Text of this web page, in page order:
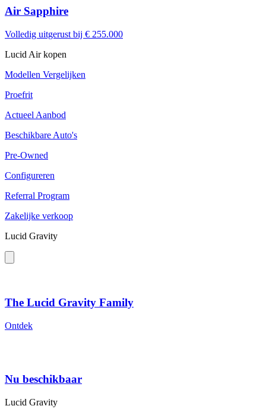
Air Sapphire
Volledig uitgerust bij € 255.000
Lucid Air kopen
Modellen Vergelijken
Proefrit
Actueel Aanbod
Beschikbare Auto's
Pre-Owned
Configureren
Referral Program
Zakelijke verkoop
Lucid Gravity
The Lucid Gravity Family
Ontdek
Nu beschikbaar
Lucid Gravity